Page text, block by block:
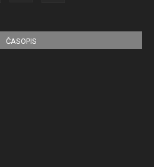
ČASOPIS